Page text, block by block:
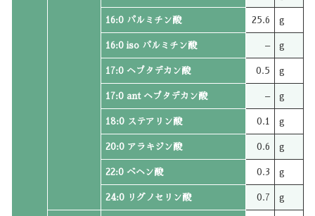
16:0 パルミチン酸 25.6 g
16:0 iso パルミチン酸 – g
17:0 ヘプタデカン酸 0.5 g
17:0 ant ヘプタデカン酸 – g
18:0 ステアリン酸 0.1 g
20:0 アラキジン酸 0.6 g
22:0 ベヘン酸 0.3 g
24:0 リグノセリン酸 0.7 g